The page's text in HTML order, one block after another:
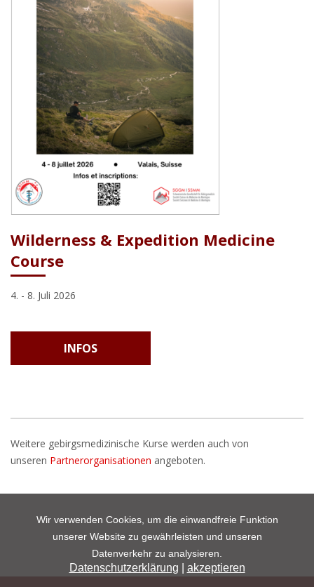
Wilderness & Expedition Medicine
Course
4. - 8. Juli 2026
INFOS
Weitere gebirgsmedizinische Kurse werden auch von
unseren Partnerorganisationen angeboten.
Wir verwenden Cookies, um die einwandfreie Funktion
unserer Website zu gewährleisten und unseren
Datenverkehr zu analysieren.
Datenschutzerklärung akzeptieren